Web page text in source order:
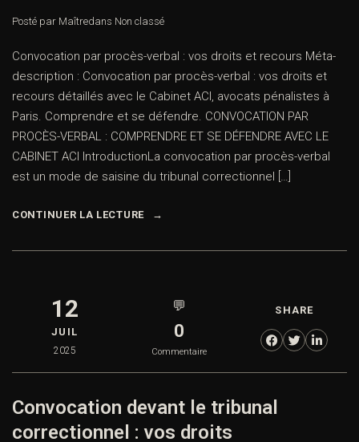
Posté par Maîtredans Non classé
Convocation par procès-verbal : vos droits et recours Méta-
description : Convocation par procès-verbal : vos droits et
recours détaillés avec le Cabinet ACI, avocats pénalistes à
Paris. Comprendre et se défendre. CONVOCATION PAR
PROCÈS-VERBAL : COMPRENDRE ET SE DÉFENDRE AVEC LE
CABINET ACI IntroductionLa convocation par procès-verbal
est un mode de saisine du tribunal correctionnel […]
CONTINUER LA LECTURE
12
JUIL
2025
💬
0
Commentaire
SHARE
Convocation devant le tribunal
correctionnel : vos droits